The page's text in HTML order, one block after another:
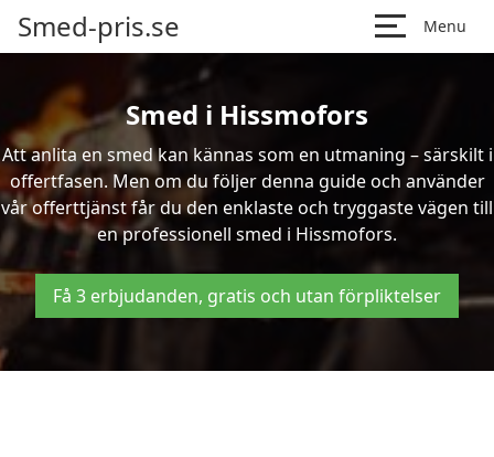
Smed-pris.se Menu
Smed i Hissmofors
Att anlita en smed kan kännas som en utmaning – särskilt i
offertfasen. Men om du följer denna guide och använder
vår offerttjänst får du den enklaste och tryggaste vägen till
en professionell smed i Hissmofors.
Få 3 erbjudanden, gratis och utan förpliktelser